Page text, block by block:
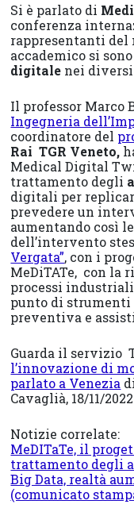
Si è parlato di
conferenza
rappresentanti del
accademico si
digitale nei
Il professor Marco
Ingegneria
coordinatore del
Rai TGR Veneto,
Medical Digital
trattamento degli
digitali per
prevedere un
aumentando così
dell’intervento
Vergata”, con i
MeDiTATe, con la
processi
punto di
preventiva e
Guarda il servizio
l’innovazione di
parlato a Venezia
Cavaglià, 18/11/2022
Notizie correlate:
MeDITaTe, il
trattamento degli
Big Data, realtà
(comunicato